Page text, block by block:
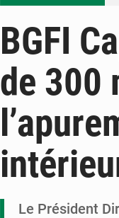
BGFI
de 300
Le Président